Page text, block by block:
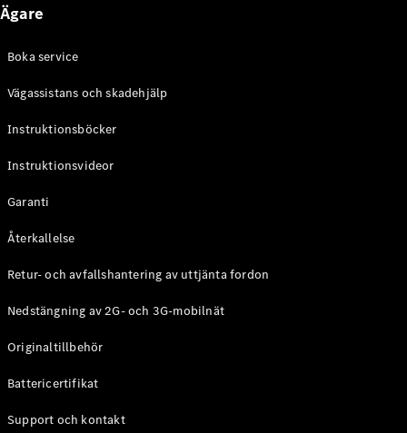
Mercedes-
AMG GT
Coupé
Elektrisk
Konfigurator
Store
Cabriolet / Roadster
Ägare
Boka service
Vägassistans och skadehjälp
Instruktionsböcker
Instruktionsvideor
Garanti
Återkallelse
Retur- och avfallshantering av uttjänta fordon
Nedstängning av 2G- och 3G-mobilnät
Originaltillbehör
Battericertifikat
Support och kontakt